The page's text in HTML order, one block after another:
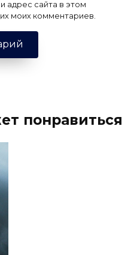
адрес сайта в этом
моих комментариев.
понравиться